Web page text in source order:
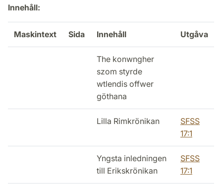
Innehåll:
Maskintext Sida Innehåll Utgåva
The konwngher
szom styrde
wtlendis offwer
göthana
Lilla Rimkrönikan
SFSS
17:1
Yngsta inledningen
till Erikskrönikan
SFSS
17:1